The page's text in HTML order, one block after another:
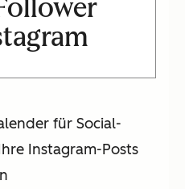
für Social-
Instagram-Posts